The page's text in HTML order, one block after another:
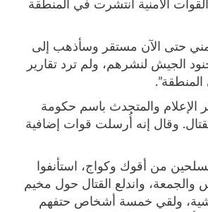
الأمنية انتشرت في المنطقة
حتى الآن مستقر وسأذهب إلى
الجيش لنشرهم، ولم ترد تقارير
الإعلام والمتحدث باسم حكومة
وقال إنه أُرسلت قوات إضافية
من أقوك وكواج، استأنفوا
والجمعة، واندلع القتال حول مخيم
ولقي خمسة أشخاص حتفهم